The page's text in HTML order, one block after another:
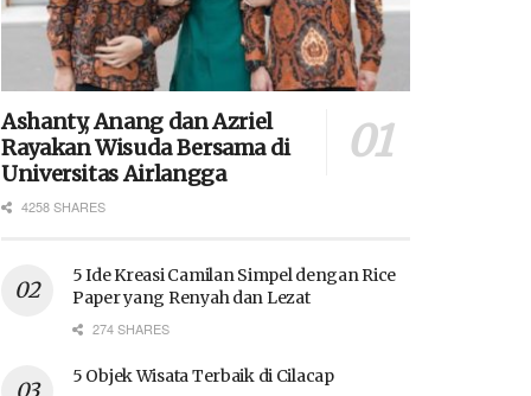
Ashanty, Anang dan Azriel
Rayakan Wisuda Bersama di
Universitas Airlangga
4258 SHARES
5 Ide Kreasi Camilan Simpel dengan Rice
Paper yang Renyah dan Lezat
274 SHARES
5 Objek Wisata Terbaik di Cilacap